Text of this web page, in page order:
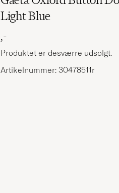
Light Blue
,-
Produktet er desværre udsolgt.
Artikelnummer: 30478511r